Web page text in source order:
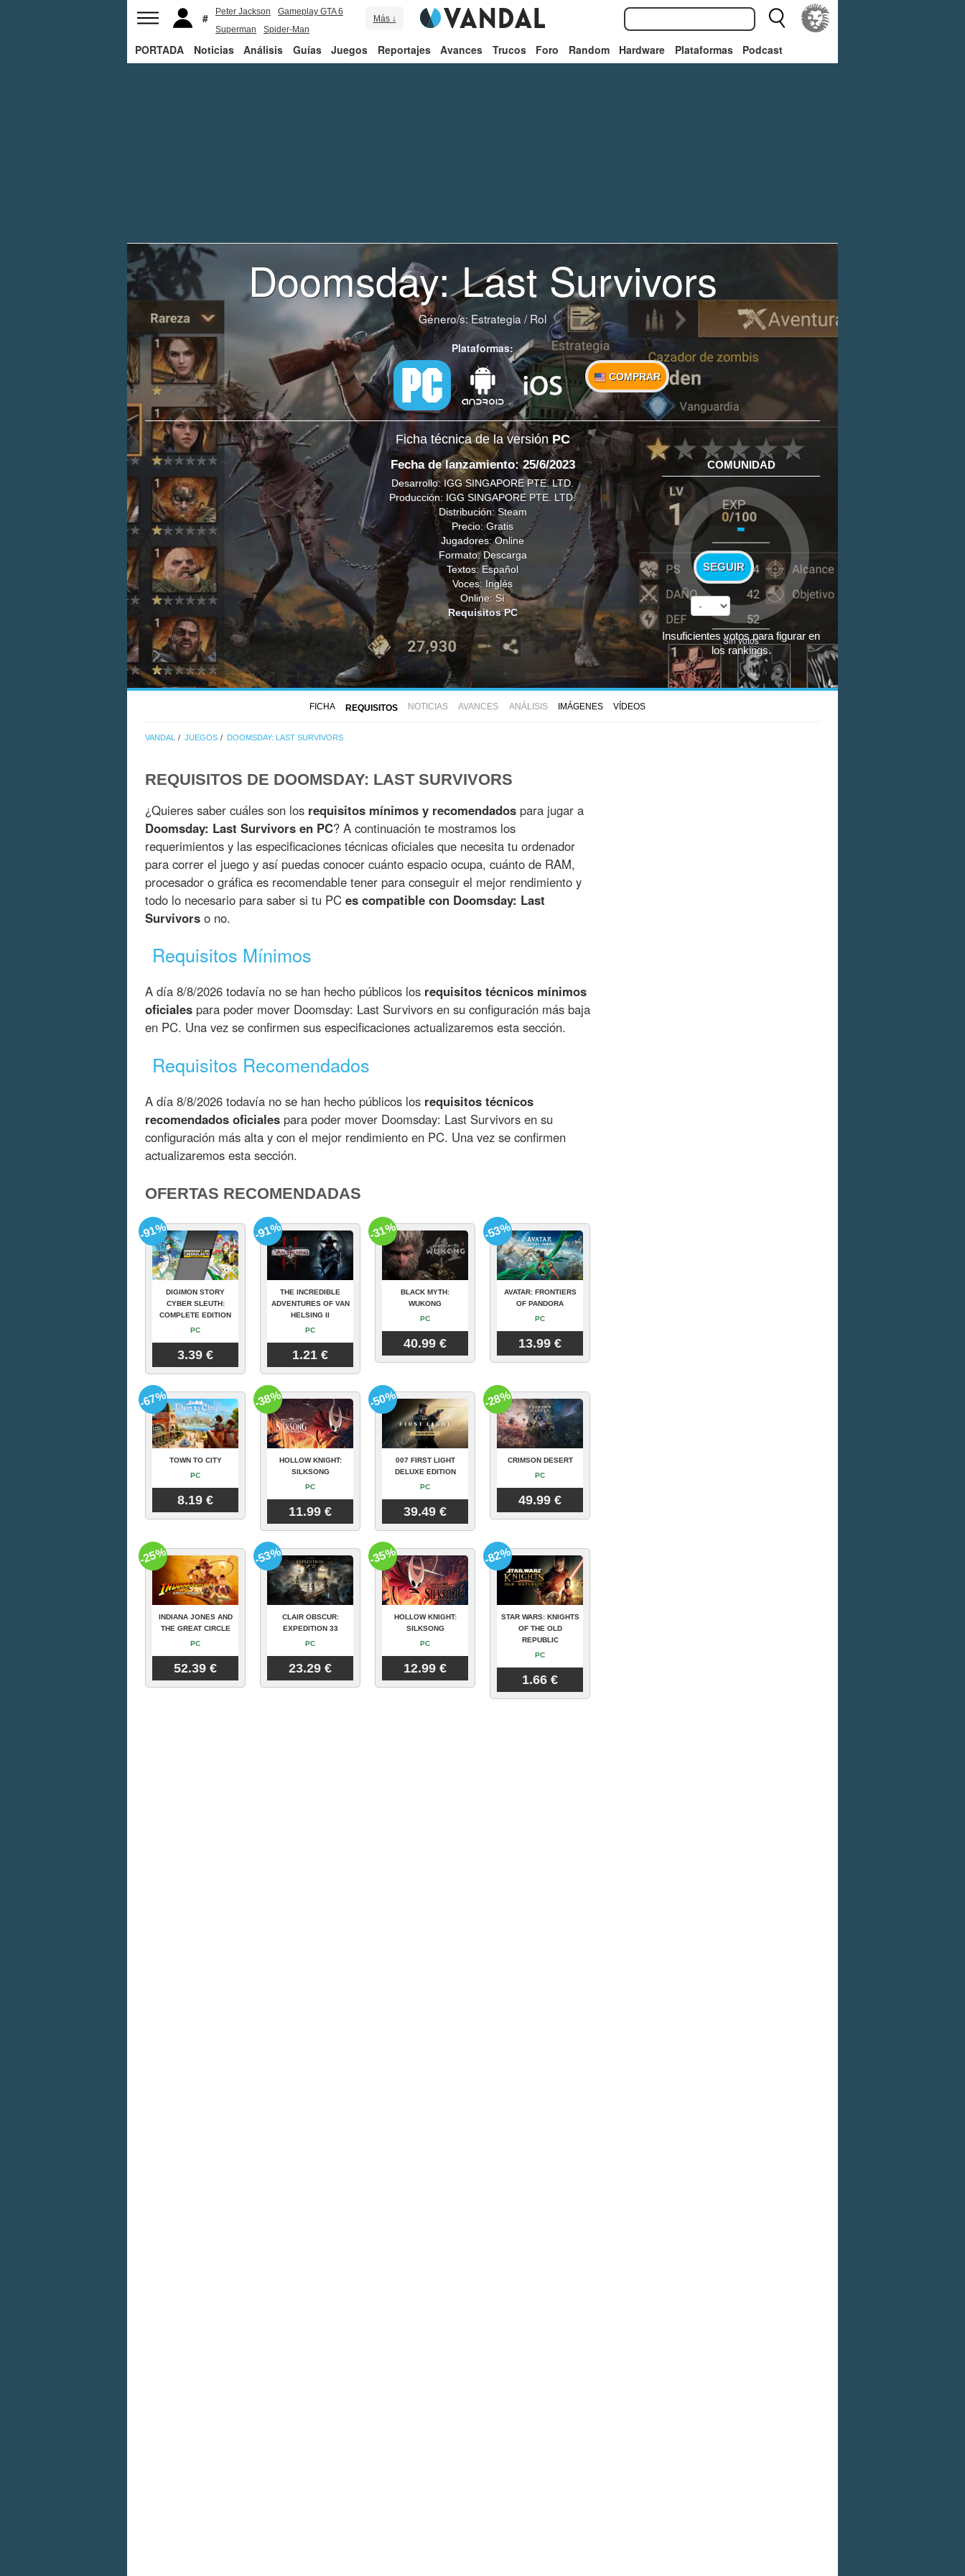
Peter Jackson
Gameplay GTA 6
Superman
Spider-Man
Más ↓
PORTADA Noticias Análisis Guías Juegos Reportajes Avances Trucos Foro Random Hardware Plataformas Podcast
Doomsday: Last Survivors
Género/s:Estrategia /Rol
Plataformas:
COMPRAR
Ficha técnica de la versión PC
Fecha de lanzamiento: 25/6/2023
Desarrollo: IGG SINGAPORE PTE. LTD.
Producción: IGG SINGAPORE PTE. LTD.
Distribución: Steam
Precio: Gratis
Jugadores: Online
Formato: Descarga
Textos: Español
Voces: Inglés
Online: Sí
Requisitos PC
COMUNIDAD
-
SEGUIR
Sin votos
Insuficientes votos para figurar en
los rankings.
FICHA REQUISITOS NOTICIAS AVANCES ANÁLISIS IMÁGENES VÍDEOS
VANDAL JUEGOS DOOMSDAY: LAST SURVIVORS
REQUISITOS DE DOOMSDAY: LAST SURVIVORS
¿Quieres saber cuáles son los requisitos mínimos y recomendados para jugar a
Doomsday: Last Survivors en PC? A continuación te mostramos los
requerimientos y las especificaciones técnicas oficiales que necesita tu ordenador
para correr el juego y así puedas conocer cuánto espacio ocupa, cuánto de RAM,
procesador o gráfica es recomendable tener para conseguir el mejor rendimiento y
todo lo necesario para saber si tu PC es compatible con Doomsday: Last
Survivors o no.
Requisitos Mínimos
A día 8/8/2026 todavía no se han hecho públicos los requisitos técnicos mínimos
oficiales para poder mover Doomsday: Last Survivors en su configuración más baja
en PC. Una vez se confirmen sus especificaciones actualizaremos esta sección.
Requisitos Recomendados
A día 8/8/2026 todavía no se han hecho públicos los requisitos técnicos
recomendados oficiales para poder mover Doomsday: Last Survivors en su
configuración más alta y con el mejor rendimiento en PC. Una vez se confirmen
actualizaremos esta sección.
OFERTAS RECOMENDADAS
DIGIMON STORY
CYBER SLEUTH:
COMPLETE EDITION
PC
3.39 €
-91%
THE INCREDIBLE
ADVENTURES OF VAN
HELSING II
PC
1.21 €
-91%
BLACK MYTH:
WUKONG
PC
40.99 €
-31%
AVATAR: FRONTIERS
OF PANDORA
PC
13.99 €
-53%
TOWN TO CITY
PC
8.19 €
-67%
HOLLOW KNIGHT:
SILKSONG
PC
11.99 €
-38%
007 FIRST LIGHT
DELUXE EDITION
PC
39.49 €
-50%
CRIMSON DESERT
PC
49.99 €
-28%
INDIANA JONES AND
THE GREAT CIRCLE
PC
52.39 €
-25%
CLAIR OBSCUR:
EXPEDITION 33
PC
23.29 €
-53%
HOLLOW KNIGHT:
SILKSONG
PC
12.99 €
-35%
STAR WARS: KNIGHTS
OF THE OLD
REPUBLIC
PC
1.66 €
-82%